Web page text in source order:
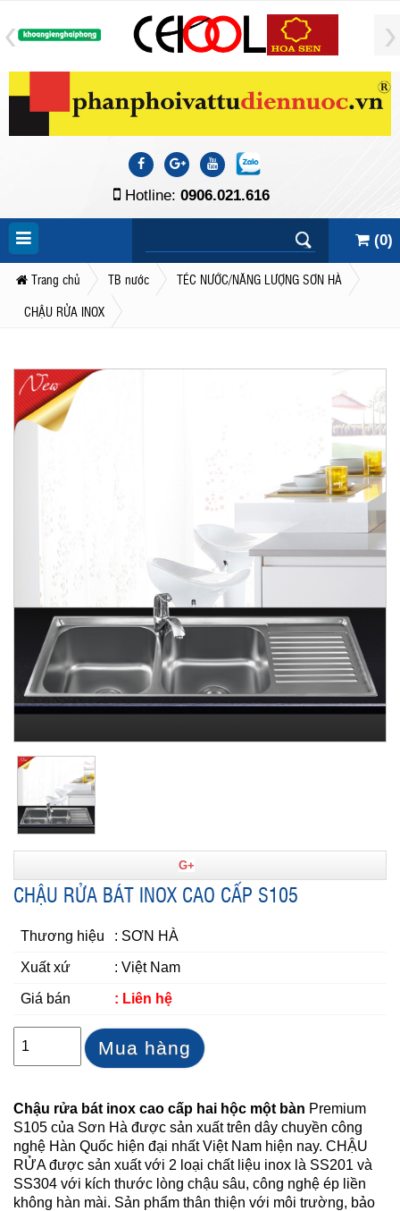
Hotline: 0906.021.616
(0)
Trang chủ TB nước
TÉC NƯỚC/NĂNG LƯỢNG SƠN HÀ
CHẬU RỬA INOX
G+
CHẬU RỬA BÁT INOX CAO CẤP S105
Thương hiệu : SƠN HÀ
Xuất xứ : Việt Nam
Giá bán : Liên hệ
Mua hàng
Chậu rửa bát inox cao cấp hai hộc một bàn Premium
S105 của Sơn Hà được sản xuất trên dây chuyền công
nghệ Hàn Quốc hiện đại nhất Việt Nam hiện nay. CHẬU
RỬA được sản xuất với 2 loại chất liệu inox là SS201 và
SS304 với kích thước lòng chậu sâu, công nghệ ép liền
không hàn mài. Sản phẩm thân thiện với môi trường, bảo